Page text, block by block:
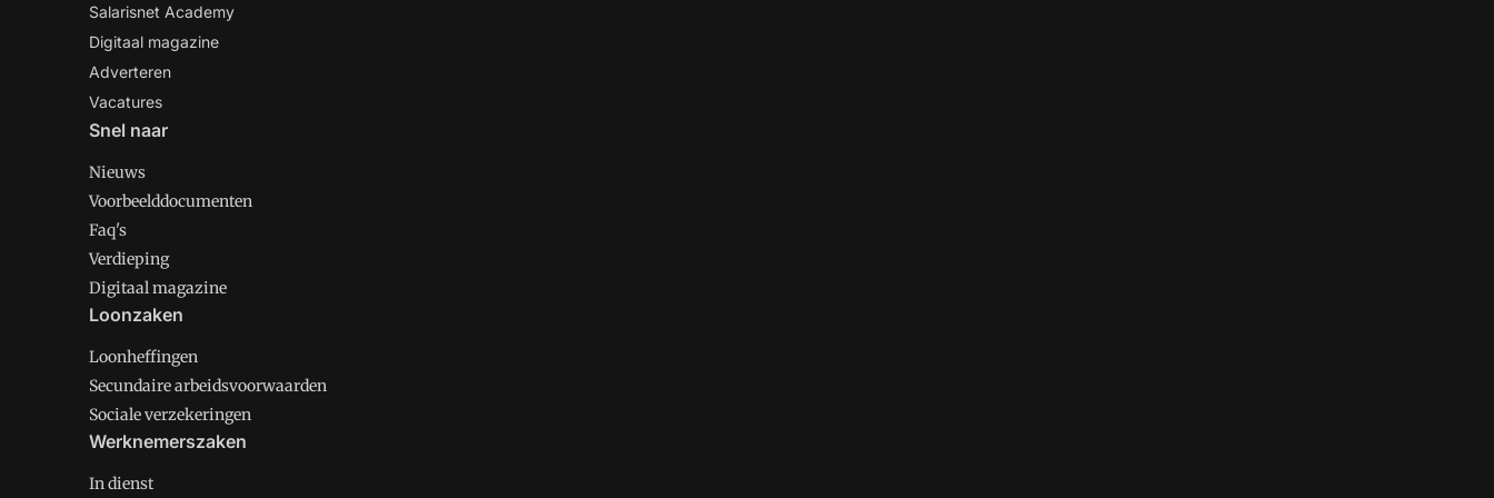
Salarisnet Academy
Digitaal magazine
Adverteren
Vacatures
Snel naar
Nieuws
Voorbeelddocumenten
Faq's
Verdieping
Digitaal magazine
Loonzaken
Loonheffingen
Secundaire arbeidsvoorwaarden
Sociale verzekeringen
Werknemerszaken
In dienst